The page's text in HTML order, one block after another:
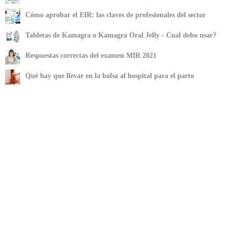
Cómo aprobar el EIR: las claves de profesionales del sector
Tabletas de Kamagra o Kamagra Oral Jelly - Cual debo usar?
Respuestas correctas del examen MIR 2021
Qué hay que llevar en la bolsa al hospital para el parto